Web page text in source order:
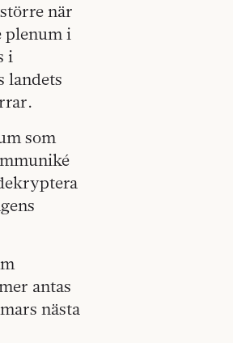
när
plenum i
i
landets
som
antas
nästa